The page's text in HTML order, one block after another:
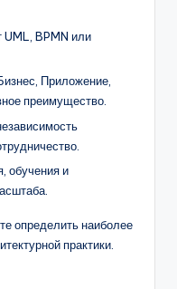
UML, BPMN или
Приложение,
преимущество.
обучения и
определить наиболее
практики.